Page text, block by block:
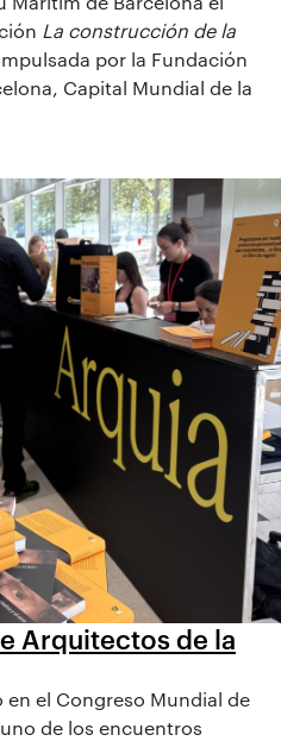
La construcción de la
por la Fundación
Capital Mundial de la
Arquitectos de la
el Congreso Mundial de
de los encuentros